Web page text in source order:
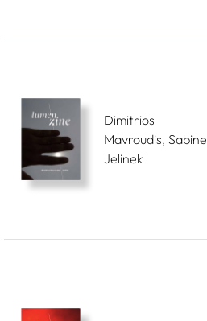
Dimitrios
Mavroudis, Sabine
Jelinek